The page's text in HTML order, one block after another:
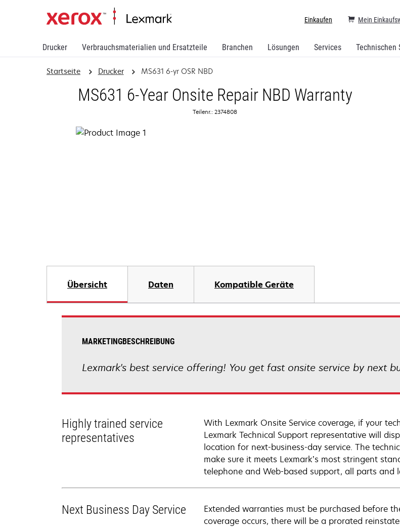
Drucker Verbrauchsmaterialien und Ersatzteile Branchen Lösungen Services Technischen
Einkaufen Mein
Startseite Drucker MS631 6-yr OSR NBD
MS631 6-Year Onsite Repair NBD Warranty
Teilenr.: 2374808
Übersicht Daten Kompatible Geräte
MARKETINGBESCHREIBUNG
Lexmark's best service offering! You get fast onsite service by next
Highly trained service
representatives
With Lexmark Onsite Service coverage, if your
Lexmark Technical Support representative will
location for next-business-day service. The
make sure it meets Lexmark’s most stringent
telephone and Web-based support, all parts and
Next Business Day Service
Extended warranties must be purchased before
coverage occurs, there will be a prorated